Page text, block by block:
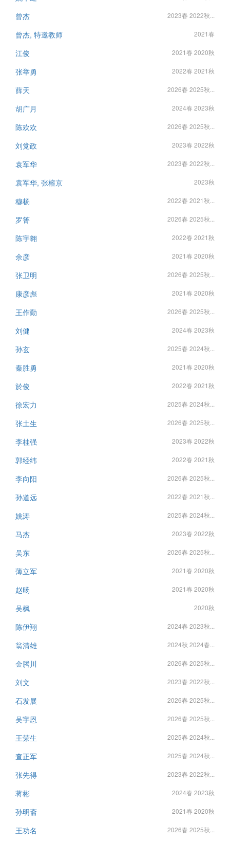
曾杰 2023春 2022秋...
曾杰, 特邀教师 2021春
江俊 2021春 2020秋
张举勇 2022春 2021秋
薛天 2026春 2025秋...
胡广月 2024春 2023秋
陈欢欢 2026春 2025秋...
刘党政 2023春 2022秋
袁军华 2023春 2022秋...
袁军华, 张榕京 2023秋
穆杨 2022春 2021秋...
罗箐 2026春 2025秋...
陈宇翱 2022春 2021秋
余彦 2021春 2020秋
张卫明 2026春 2025秋...
康彦彪 2021春 2020秋
王作勤 2026春 2025秋...
刘健 2024春 2023秋
孙玄 2025春 2024秋...
秦胜勇 2021春 2020秋
於俊 2022春 2021秋
徐宏力 2025春 2024秋...
张土生 2026春 2025秋...
李桂强 2023春 2022秋
郭经纬 2022春 2021秋
李向阳 2026春 2025秋...
孙道远 2022春 2021秋...
姚涛 2025春 2024秋...
马杰 2023春 2022秋
吴东 2026春 2025秋...
薄立军 2021春 2020秋
赵旸 2021春 2020秋
吴枫 2020秋
陈伊翔 2024春 2023秋...
翁清雄 2024秋 2024春...
金腾川 2026春 2025秋...
刘文 2023春 2022秋...
石发展 2026春 2025秋...
吴宇恩 2026春 2025秋...
王荣生 2025春 2024秋...
查正军 2025春 2024秋...
张先得 2023春 2022秋...
蒋彬 2024春 2023秋
孙明斋 2021春 2020秋
王功名 2026春 2025秋...